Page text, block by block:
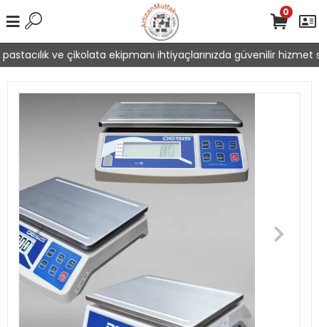
ve çikolata ekipmanı ihtiyaçlarınızda güvenilir hizmet
0